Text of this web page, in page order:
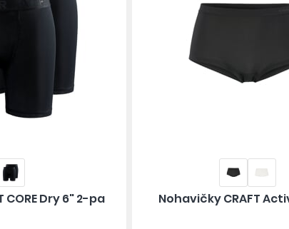
CORE Dry 6" 2-pa Nohavičky CRAFT